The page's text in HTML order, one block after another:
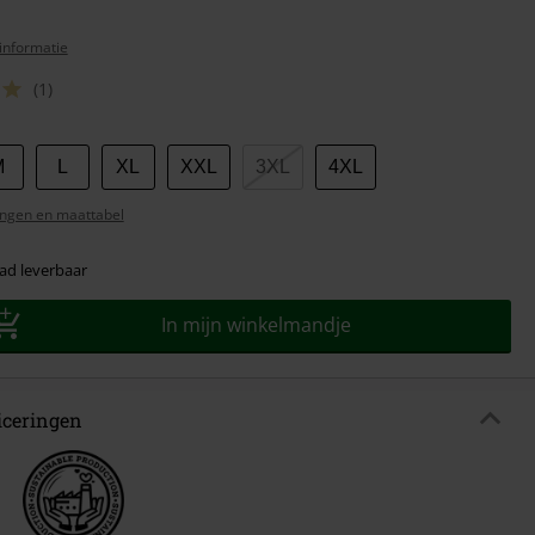
(1)
XL XXL 3XL 4XL
en maattabel
leverbaar
In mijn winkelmandje